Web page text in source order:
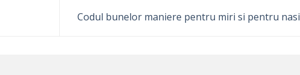
Codul bunelor maniere pentru miri si pentru nasi